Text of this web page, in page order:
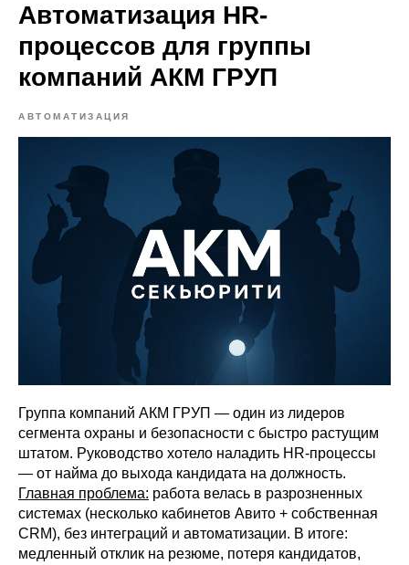
Автоматизация HR-
процессов для группы
компаний АКМ ГРУП
АВТОМАТИЗАЦИЯ
Группа компаний АКМ ГРУП — один из лидеров
сегмента охраны и безопасности с быстро растущим
штатом. Руководство хотело наладить HR-процессы
— от найма до выхода кандидата на должность.
Главная проблема: работа велась в разрозненных
системах (несколько кабинетов Авито + собственная
CRM), без интеграций и автоматизации. В итоге:
медленный отклик на резюме, потеря кандидатов,